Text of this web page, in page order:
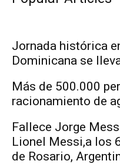
Jornada histórica
Dominicana se
Más de 500.000
racionamiento de
Fallece Jorge
Lionel Messi,a los
de Rosario,